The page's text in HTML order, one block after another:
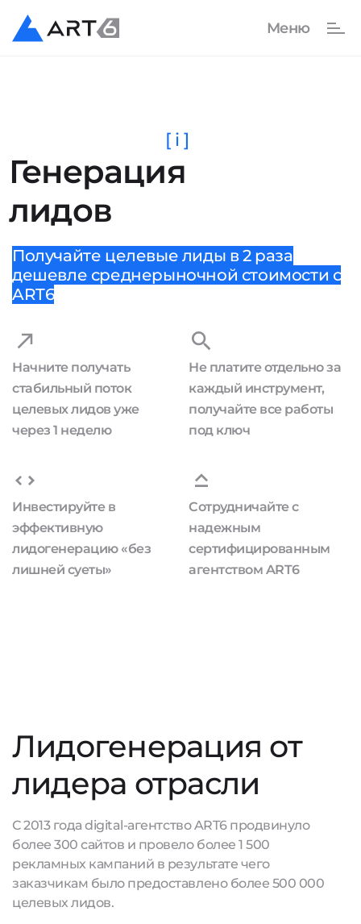
Генерация
лидов
[ i ]
Получайте целевые лиды в 2 раза
дешевле среднерыночной стоимости с
ART6
Начните получать
стабильный поток
целевых лидов уже
через 1 неделю
Не платите отдельно за
каждый инструмент,
получайте все работы
под ключ
Инвестируйте в
эффективную
лидогенерацию «без
лишней суеты»
Сотрудничайте с
надежным
сертифицированным
агентством ART6
Лидогенерация от
лидера отрасли
С 2013 года digital-агентство ART6 продвинуло
более 300 сайтов и провело более 1 500
рекламных кампаний в результате чего
заказчикам было предоставлено более 500 000
целевых лидов.